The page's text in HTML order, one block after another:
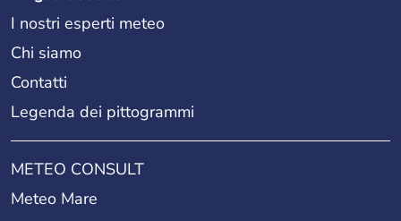
I nostri esperti meteo
Chi siamo
Contatti
Legenda dei pittogrammi
METEO CONSULT
Meteo Mare